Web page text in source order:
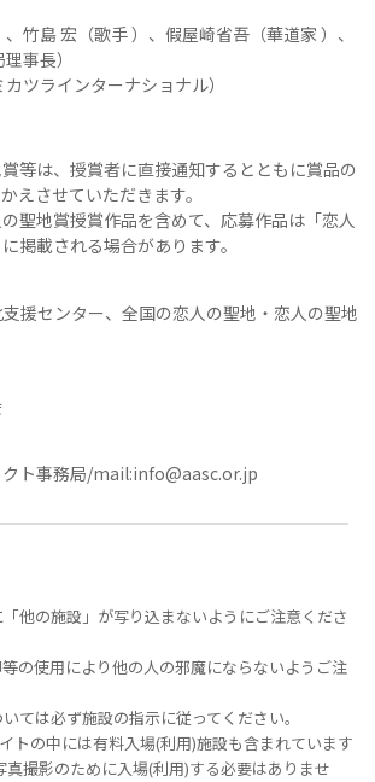
竹島 宏（歌手 ）、假屋崎省吾（華道家 ）、
事長）
ツラインターナショナル）
等は、授賞者に直接通知するとともに賞品の
えさせていただきます。
聖地賞授賞作品を含めて、応募作品は「恋人
掲載される場合があります。
援センター、全国の恋人の聖地・恋人の聖地
クト事務局/mail:info@aasc.or.jp
他の施設」が写り込まないようにご注意くださ
の使用により他の人の邪魔にならないようご注
ては必ず施設の指示に従ってください。
トの中には有料入場(利用)施設も含まれています
真撮影のために入場(利用)する必要はありませ